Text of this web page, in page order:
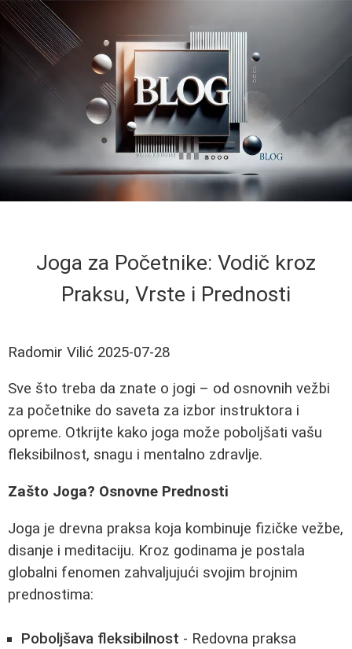
Joga za Početnike: Vodič kroz
Praksu, Vrste i Prednosti
Radomir Vilić 2025-07-28
Sve što treba da znate o jogi – od osnovnih vežbi
za početnike do saveta za izbor instruktora i
opreme. Otkrijte kako joga može poboljšati vašu
fleksibilnost, snagu i mentalno zdravlje.
Zašto Joga? Osnovne Prednosti
Joga je drevna praksa koja kombinuje fizičke vežbe,
disanje i meditaciju. Kroz godinama je postala
globalni fenomen zahvaljujući svojim brojnim
prednostima:
Poboljšava fleksibilnost - Redovna praksa